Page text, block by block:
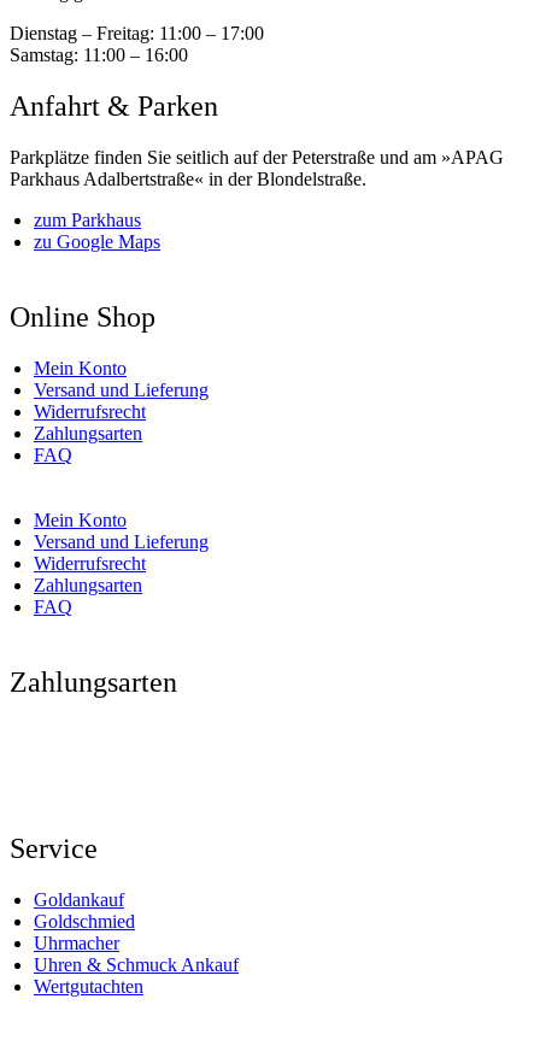
Dienstag – Freitag: 11:00 – 17:00
Samstag: 11:00 – 16:00
Anfahrt & Parken
Parkplätze finden Sie seitlich auf der Peterstraße und am »APAG
Parkhaus Adalbertstraße« in der Blondelstraße.
zum Parkhaus
zu Google Maps
Online Shop
Mein Konto
Versand und Lieferung
Widerrufsrecht
Zahlungsarten
FAQ
Mein Konto
Versand und Lieferung
Widerrufsrecht
Zahlungsarten
FAQ
Zahlungsarten
Service
Goldankauf
Goldschmied
Uhrmacher
Uhren & Schmuck Ankauf
Wertgutachten